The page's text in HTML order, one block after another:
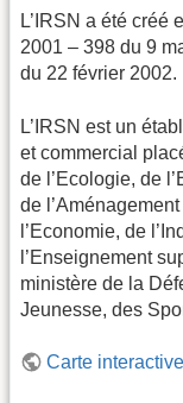
L’IRSN a été créé
2001 – 398 du 9
du 22 février 2002.
L’IRSN est un
et commercial
de l’Ecologie, de
de
l’Economie, de
l’Enseignement
ministère de la
Jeunesse, des
Carte